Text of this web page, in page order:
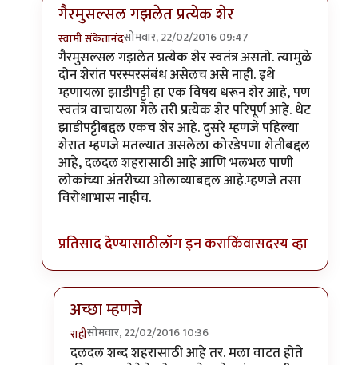
गैरमुसल्सल गझलेत प्रत्येक शेर
स्वामी संकेतानंदसोमवार, 22/02/2016 09:47
In reply toकविता आवडली.byराही
गैरमुसल्सल गझलेत प्रत्येक शेर स्वतंत्र असतो. त्यामुळे
दोन शेरांत परस्परसंबंध असेलच असे नाही. इथे
म्हणायला झाडीपट्टी हा एक विषय धरून शेर आहे, पण
स्वतंत्र वाचायला गेले तरी प्रत्येक शेर परिपूर्ण आहे. थेट
झाडीपट्टीबद्दल एकच शेर आहे. दुसरे म्हणजे पहिल्या
शेरात म्हणजे मतल्यात असलेला कोरडेपणा शेतीबद्दल
आहे, दलदल शहरासाठी आहे आणि भलभल पाणी
लोकांच्या अंतरीच्या ओलाव्याबद्दल आहे.म्हणजे तसा
विरोधाभास नाहीच.
प्रतिसाद देण्यासाठीलॉग इन कराकिंवासदस्य व्हा
अच्छा म्हणजे
राहीसोमवार, 22/02/2016 10:36
In reply toगैरमुसल्सल गझलेत प्रत्येक शेरbyस्वामी
दलदल शब्द शहरासाठी आहे तर. मला वाटत होते